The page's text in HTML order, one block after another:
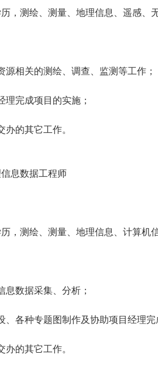
，测绘、测量、地理信息、遥感、
源相关的测绘、调查、监测等工作；
理完成项目的实施；
办的其它工作。
息数据工程师
，测绘、测量、地理信息、计算机
息数据采集、分析；
、各种专题图制作及协助项目经理完
办的其它工作。